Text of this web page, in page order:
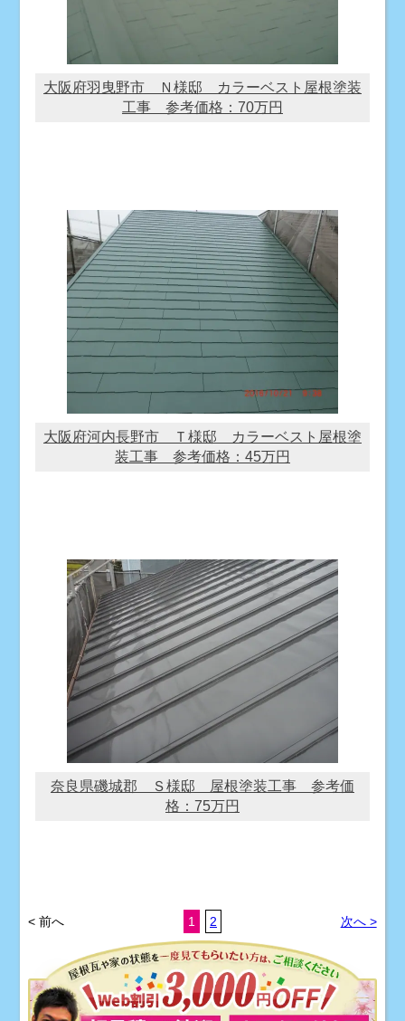
大阪府羽曳野市 Ｎ様邸 カラーベスト屋根塗装
工事 参考価格：70万円
大阪府河内長野市 Ｔ様邸 カラーベスト屋根塗
装工事 参考価格：45万円
奈良県磯城郡 Ｓ様邸 屋根塗装工事 参考価
格：75万円
< 前へ 1 2 次へ >